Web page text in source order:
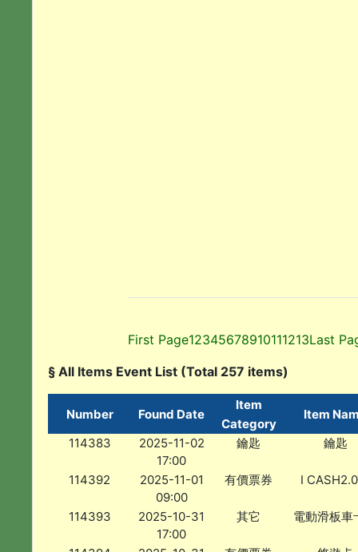
First Page12345678910111213Last
§ All Items Event List (Total 257 items)
Number Found Date
Item
Category
Item
114383
2025-11-02
17:00
鑰匙 鑰匙
114392
2025-11-01
09:00
有價票券 I
114393
2025-10-31
17:00
其它 電動滑板車